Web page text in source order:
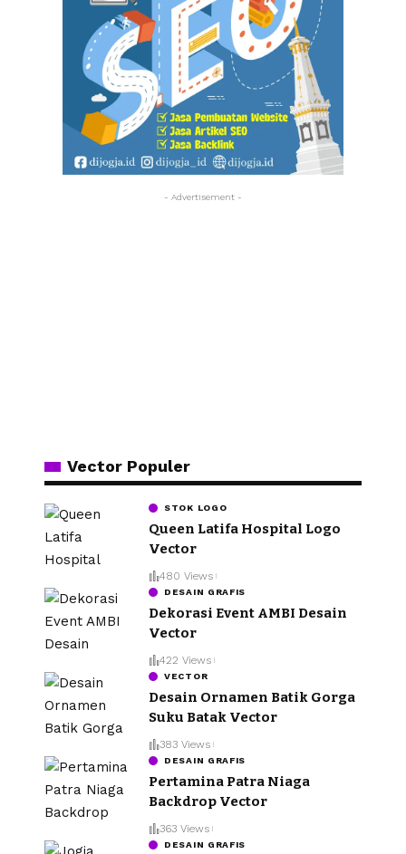
- Advertisement -
Vector Populer
STOK LOGO
Queen Latifa Hospital Logo
Vector
480 Views
DESAIN GRAFIS
Dekorasi Event AMBI Desain
Vector
422 Views
VECTOR
Desain Ornamen Batik Gorga
Suku Batak Vector
383 Views
DESAIN GRAFIS
Pertamina Patra Niaga
Backdrop Vector
363 Views
DESAIN GRAFIS